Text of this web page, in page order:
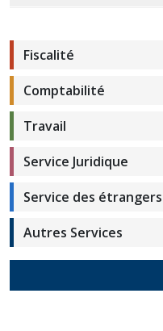
Fiscalité
Comptabilité
Travail
Service Juridique
Service des étrangers
Autres Services